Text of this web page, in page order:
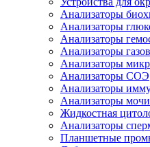
Анализаторы
Анализаторы
Анализаторы
Анализаторы
Анализаторы
Анализаторы СОЭ
Анализаторы
Анализаторы мочи
Жидкостная
Анализаторы
Планшетные